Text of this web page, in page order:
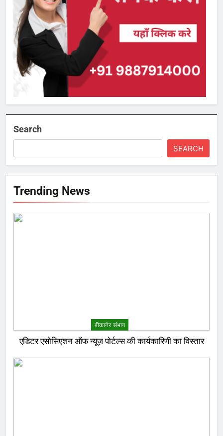
Search
SEARCH
Trending News
बीकानेर संभाग
एडिटर एसोसिएशन ऑफ न्यूज़ पोर्टल्स की कार्यकारिणी का विस्तार